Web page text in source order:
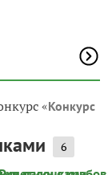
«Конкурс
6